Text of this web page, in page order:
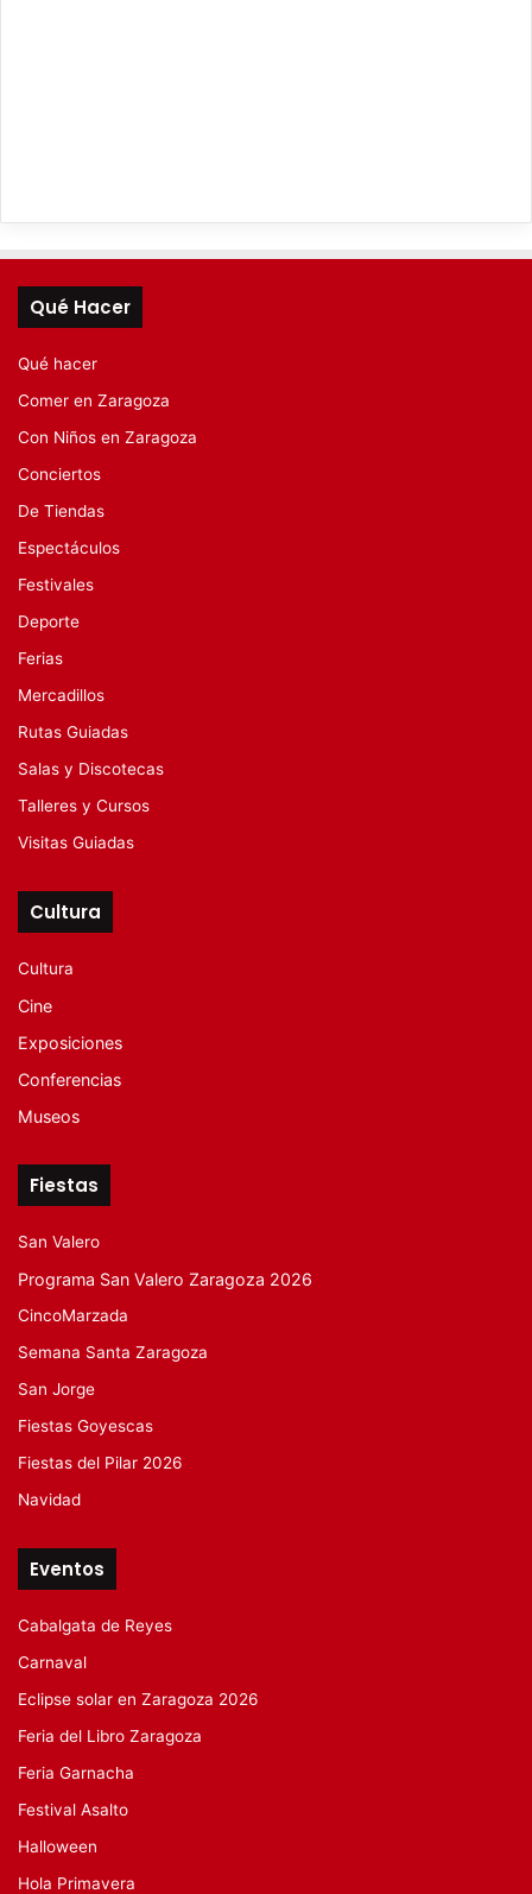
Qué Hacer
Qué hacer
Comer en Zaragoza
Con Niños en Zaragoza
Conciertos
De Tiendas
Espectáculos
Festivales
Deporte
Ferias
Mercadillos
Rutas Guiadas
Salas y Discotecas
Talleres y Cursos
Visitas Guiadas
Cultura
Cultura
Cine
Exposiciones
Conferencias
Museos
Fiestas
San Valero
Programa San Valero Zaragoza 2026
CincoMarzada
Semana Santa Zaragoza
San Jorge
Fiestas Goyescas
Fiestas del Pilar 2026
Navidad
Eventos
Cabalgata de Reyes
Carnaval
Eclipse solar en Zaragoza 2026
Feria del Libro Zaragoza
Feria Garnacha
Festival Asalto
Halloween
Hola Primavera